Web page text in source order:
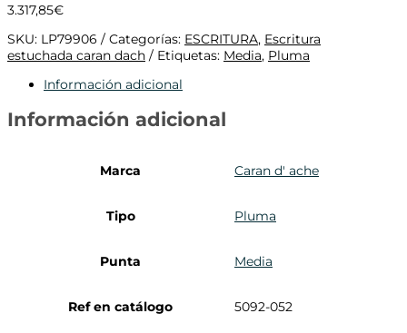
3.317,85€
SKU: LP79906 Categorías: ESCRITURA, Escritura
estuchada caran dach
Etiquetas: Media, Pluma
Información adicional
Información adicional
Marca Caran d' ache
Tipo Pluma
Punta Media
Ref en catálogo 5092-052